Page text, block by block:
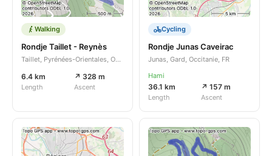
Walking
Rondje Taillet - Reynès
Taillet, Pyrénées-Orientales, Occitanie, FR
6.4 km
Length
↗ 328 m
Ascent
Cycling
Rondje Junas Caveirac
Junas, Gard, Occitanie, FR
Hami
36.1 km
Length
↗ 157 m
Ascent